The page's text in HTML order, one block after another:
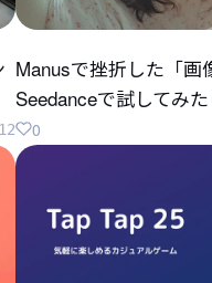
Manusで挫折した「画
Seedanceで試してみ
0